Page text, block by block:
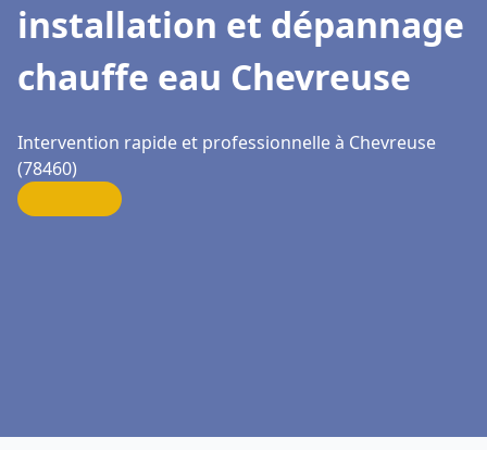
installation et dépannage
chauffe eau Chevreuse
Intervention rapide et professionnelle à Chevreuse
(78460)